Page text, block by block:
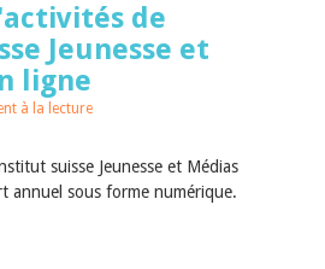
de
Jeunesse et
ligne
à la lecture
suisse Jeunesse et Médias
annuel sous forme numérique.